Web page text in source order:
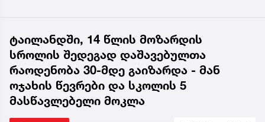
ტაილანდში, 14 წლის მოზარდის
სროლის შედეგად დაშავებულთა
რაოდენობა 30-მდე გაიზარდა - მან
ოჯახის წევრები და სკოლის 5
მასწავლებელი მოკლა